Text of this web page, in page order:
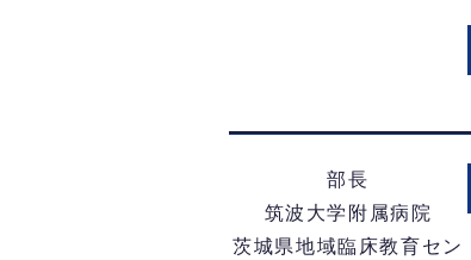
部長
筑波大学附属病院
茨城県地域臨床教育セン